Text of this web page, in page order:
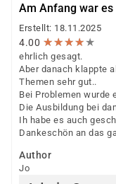
Am Anfang war
Erstellt: 18.11.2025
4.00 ★★★★★
★★★★★
ehrlich gesagt.
Aber danach klappte
Themen sehr gut..
Bei Problemen wurde
Die Ausbildung bei
Ih habe es auch
Dankeschön an das
Author
Jo